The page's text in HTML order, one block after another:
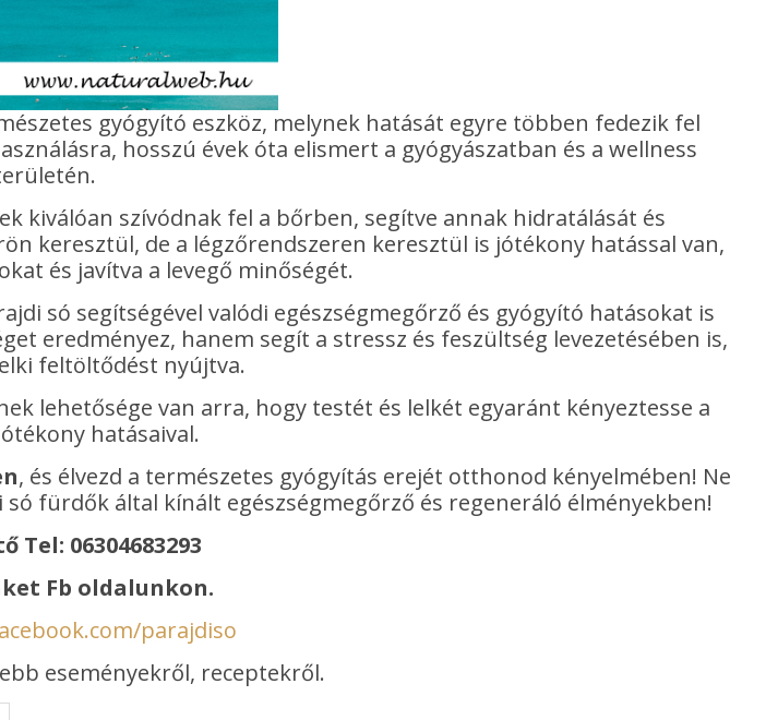
gyógyító eszköz, melynek hatását egyre többen fedezik fel
hosszú évek óta elismert a gyógyászatban és a wellness
kiválóan szívódnak fel a bőrben, segítve annak hidratálását és
keresztül, de a légzőrendszeren keresztül is jótékony hatással van,
és javítva a levegő minőségét.
só segítségével valódi egészségmegőrző és gyógyító hatásokat is
eredményez, hanem segít a stressz és feszültség levezetésében is,
feltöltődést nyújtva.
lehetősége van arra, hogy testét és lelkét egyaránt kényeztesse a
hatásaival.
, és élvezd a természetes gyógyítás erejét otthonod kényelmében! Ne
fürdők által kínált egészségmegőrző és regeneráló élményekben!
Tel: 06304683293
Fb oldalunkon.
parajdiso
eseményekről, receptekről.